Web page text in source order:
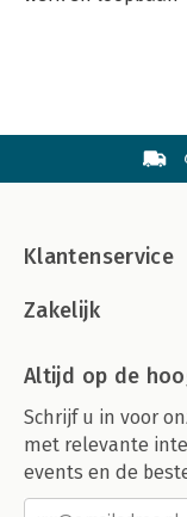
Klantenservice
Zakelijk
Altijd op de
Schrijf u in voor
met relevante
events en de